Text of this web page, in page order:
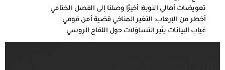
تعويضات أهالي النوبة: أخيرًا وصلنا إلى الفصل الختامي
أخطر من الإرهاب: التغير المناخي قضية أمن قومي
غياب البيانات يثير التساؤلات حول اللقاح الروسي